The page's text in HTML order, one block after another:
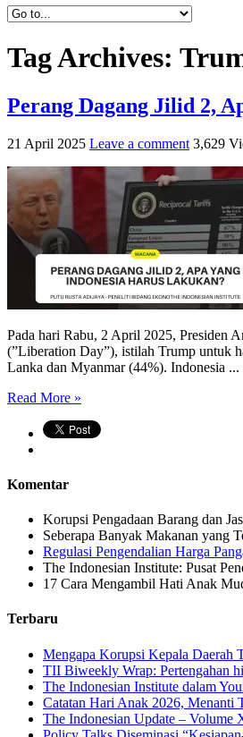
Tag Archives:
Perang Dagang Jilid 2,
21 April 2025 Leave a comment 3,629
Pada hari Rabu, 2 April 2025, Presiden
(”Liberation Day”), istilah Trump untuk
Lanka dan Myanmar (44%). Indonesia ...
Read More »
Komentar
Korupsi Pengadaan Barang dan
Seberapa Banyak Makanan yang
Regulasi Pengendalian Harga
The Indonesian Institute: Pusat
17 Cara Mengambil Hati Anak
Terbaru
Mengapa Korupsi Kepala Daerah
TII Biweekly Wrap: Pertengahan
The Indonesian Institute dalam
Catatan Hari Anak 2026, Menanti
The Indonesian Update –